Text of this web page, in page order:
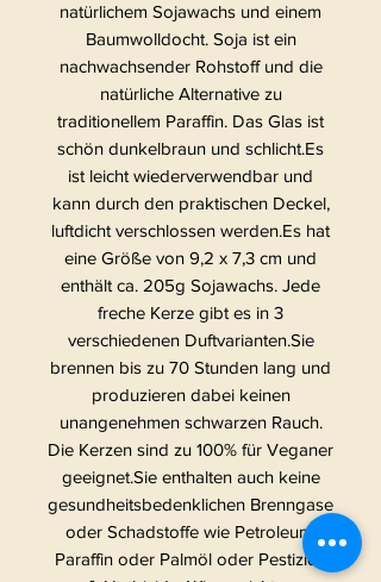
natürlichem Sojawachs und einem
Baumwolldocht. Soja ist ein
nachwachsender Rohstoff und die
natürliche Alternative zu
traditionellem Paraffin. Das Glas ist
schön dunkelbraun und schlicht.Es
ist leicht wiederverwendbar und
kann durch den praktischen Deckel,
luftdicht verschlossen werden.Es hat
eine Größe von 9,2 x 7,3 cm und
enthält ca. 205g Sojawachs. Jede
freche Kerze gibt es in 3
verschiedenen Duftvarianten.Sie
brennen bis zu 70 Stunden lang und
produzieren dabei keinen
unangenehmen schwarzen Rauch.
Die Kerzen sind zu 100% für Veganer
geeignet.Sie enthalten auch keine
gesundheitsbedenklichen Brenngase
oder Schadstoffe wie Petroleum,
Paraffin oder Palmöl oder Pestizide